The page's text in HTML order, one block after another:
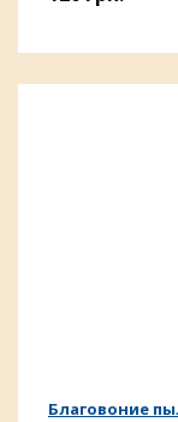
Благовоние